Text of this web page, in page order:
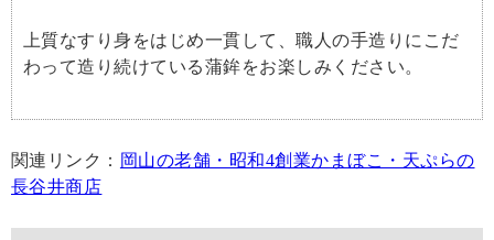
上質なすり身をはじめ一貫して、職人の手造りにこだ
わって造り続けている蒲鉾をお楽しみください。
関連リンク： 岡山の老舗・昭和4創業かまぼこ・天ぷらの
長谷井商店